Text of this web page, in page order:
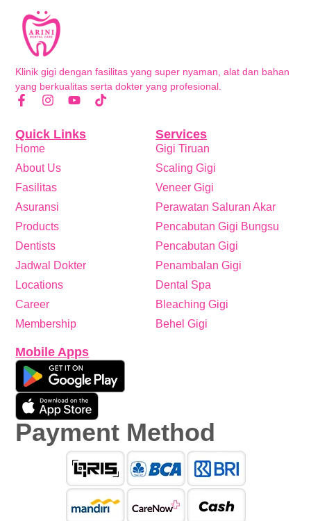
Klinik gigi dengan fasilitas yang super nyaman, alat dan bahan
yang berkualitas serta dokter yang profesional.
Services
Gigi Tiruan
Scaling Gigi
Veneer Gigi
Perawatan Saluran Akar
Pencabutan Gigi Bungsu
Pencabutan Gigi
Penambalan Gigi
Dental Spa
Bleaching Gigi
Behel Gigi
Quick Links
Home
About Us
Fasilitas
Asuransi
Products
Dentists
Jadwal Dokter
Locations
Career
Membership
Mobile Apps
Payment Method